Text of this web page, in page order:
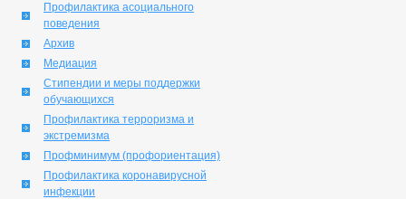
Профилактика асоциального
поведения
Архив
Медиация
Стипендии и меры поддержки
обучающихся
Профилактика терроризма и
экстремизма
Профминимум (профориентация)
Профилактика коронавирусной
инфекции